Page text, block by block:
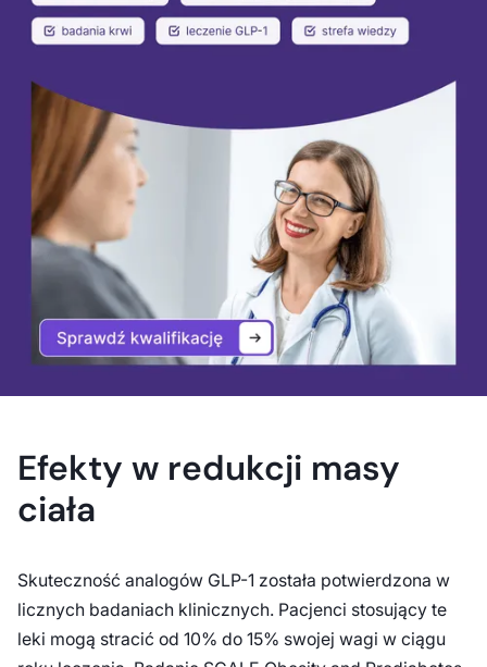
Efekty w redukcji masy
ciała
Skuteczność analogów GLP-1 została potwierdzona w
licznych badaniach klinicznych. Pacjenci stosujący te
leki mogą stracić od 10% do 15% swojej wagi w ciągu